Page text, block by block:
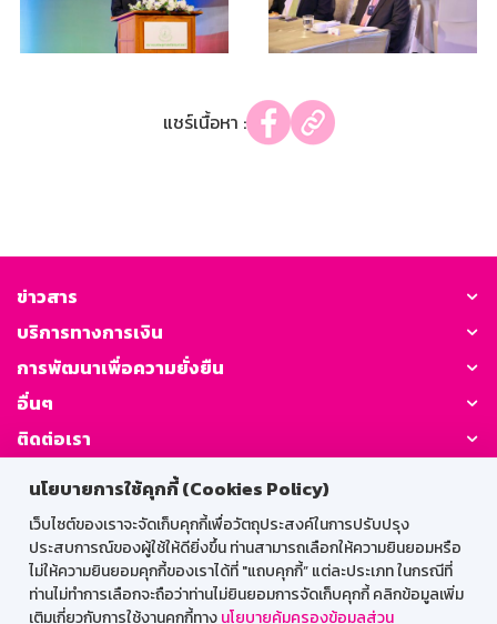
นโยบายการใช้คุกกี้ (Cookies Policy)
เว็บไซต์ของเราจะจัดเก็บคุกกี้เพื่อวัตถุประสงค์ในการปรับปรุง
ประสบการณ์ของผู้ใช้ให้ดียิ่งขึ้น ท่านสามารถเลือกให้ความยินยอมหรือ
ไม่ให้ความยินยอมคุกกี้ของเราได้ที่ "แถบคุกกี้” แต่ละประเภท ในกรณีที่
ท่านไม่ทำการเลือกจะถือว่าท่านไม่ยินยอมการจัดเก็บคุกกี้ คลิกข้อมูลเพิ่ม
เติมเกี่ยวกับการใช้งานคุกกี้ทางนโยบายคุ้มครองข้อมูลส่วน
แชร์เนื้อหา :
ข่าวสาร
บริการทางการเงิน
การพัฒนาเพื่อความยั่งยืน
อื่นๆ
ติดต่อเรา
GSB Society:
สำหรับพนักงาน